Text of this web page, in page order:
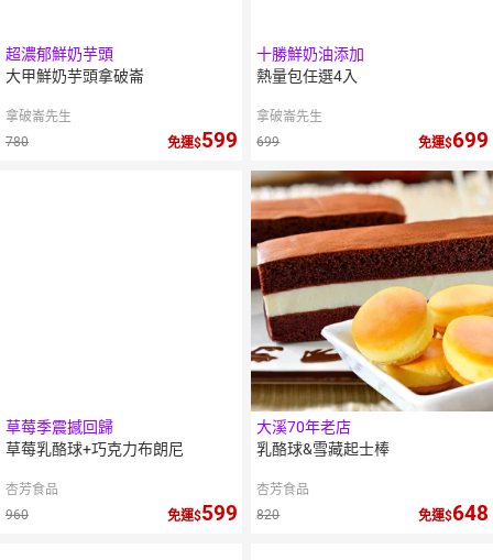
超濃郁鮮奶芋頭
大甲鮮奶芋頭拿破崙
拿破崙先生
780
免運 599
十勝鮮奶油添加
熱量包任選4入
拿破崙先生
699
免運 699
草莓季震撼回歸
草莓乳酪球+巧克力布朗尼
杏芳食品
960
免運 599
大溪70年老店
乳酪球&雪藏起士棒
杏芳食品
820
免運 648